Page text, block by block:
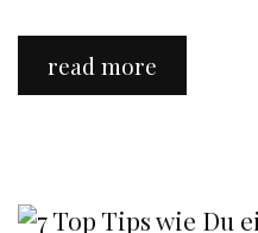
read more
Alvarius